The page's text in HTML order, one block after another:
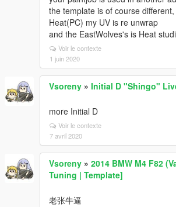
the template is of course
Heat(PC) my UV is re unwrap
and the EastWolves's is Heat
Voir le contexte
1 juin 2020
Vsoreny » Initial D "Shingo"
more Initial D
Voir le contexte
7 avril 2020
Vsoreny » 2014 BMW M4 F82
Tuning | Template]
老张牛逼